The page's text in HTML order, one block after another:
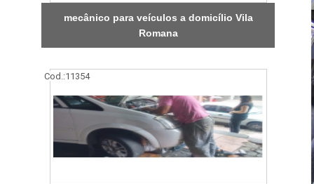
mecânico para veículos a domicílio Vila
Romana
Cod.:11354